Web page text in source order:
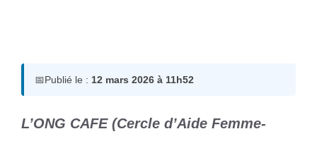
📅Publié le : 12 mars 2026 à 11h52
L’ONG CAFE (Cercle d’Aide Femme-